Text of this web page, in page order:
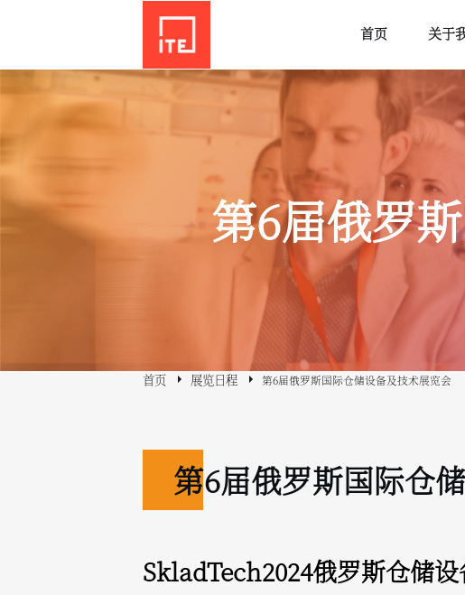
首页 关于
第6届俄罗
首页 展览日程 第6届俄罗斯国际仓储设备及技术展览会
第6届俄罗斯国际仓
SkladTech2024俄罗斯仓储